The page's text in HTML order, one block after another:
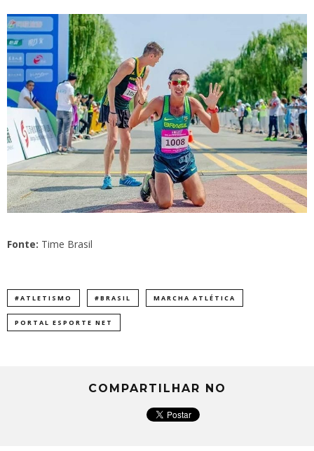
Fonte: Time Brasil
#ATLETISMO #BRASIL MARCHA ATLÉTICA
PORTAL ESPORTE NET
COMPARTILHAR NO